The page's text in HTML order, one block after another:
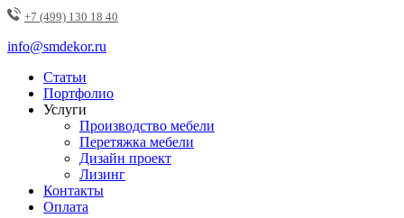
+7 (499) 130 18 40
info@smdekor.ru
Статьи
Портфолио
Услуги
Производство мебели
Перетяжка мебели
Дизайн проект
Лизинг
Контакты
Оплата